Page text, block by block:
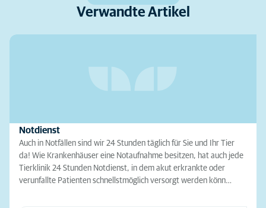
Verwandte Artikel
Notdienst
Auch in Notfällen sind wir 24 Stunden täglich für Sie und Ihr Tier
da! Wie Krankenhäuser eine Notaufnahme besitzen, hat auch jede
Tierklinik 24 Stunden Notdienst, in dem akut erkrankte oder
verunfallte Patienten schnellstmöglich versorgt werden könn…